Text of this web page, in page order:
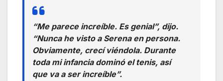
“Me parece increíble. Es genial”, dijo.
“Nunca he visto a Serena en persona.
Obviamente, crecí viéndola. Durante
toda mi infancia dominó el tenis, así
que va a ser increíble”.